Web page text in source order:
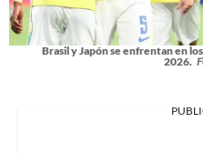
Brasil y Japón se enfrentan en
2026.